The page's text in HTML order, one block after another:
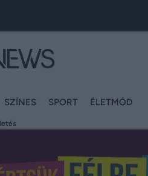
SZÍNES SPORT ÉLETMÓD